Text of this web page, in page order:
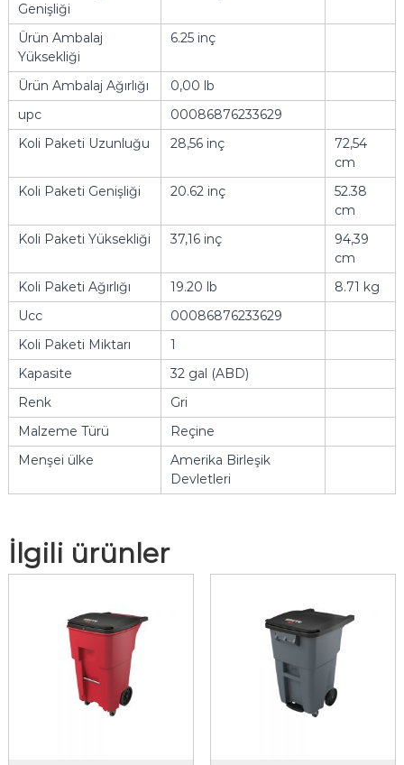
Genişliği
Ürün Ambalaj
Yüksekliği
6.25 inç
Ürün Ambalaj Ağırlığı
0,00 lb
upc
00086876233629
Koli Paketi Uzunluğu
28,56 inç
72,54
cm
Koli Paketi Genişliği
20.62 inç
52.38
cm
Koli Paketi Yüksekliği
37,16 inç
94,39
cm
Koli Paketi Ağırlığı
19.20 lb
8.71 kg
Ucc
00086876233629
Koli Paketi Miktarı
1
Kapasite
32 gal (ABD)
Renk
Gri
Malzeme Türü
Reçine
Menşei ülke
Amerika Birleşik
Devletleri
İlgili ürünler